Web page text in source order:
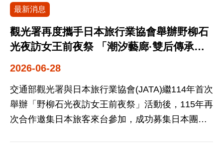
券）。
區更多經濟體攜手合作，讓亞太地區成為領先全球
智慧觀光的示範場域，以促進區域內無縫旅行流
動。 為與其他與會經濟體觀光部長們有更多交流機
場會談，親自和不同經濟體部長級代表介紹台灣自
行車、登山等戶外活動，並誠摯歡迎各經濟體代表
來台灣參加台灣燈會。交換禮物則選用淡江大橋為
設計包裝的台灣產地咖啡包、日月潭手工皂及天燈
部觀光署將呼應本次會議熱門議題：探討新興科技
動以「臺灣日夜都好玩」為核心概念，融入臺灣經
典「茄芷袋」三色設計，現場集結國籍航空與臺灣
代表團共15個創意攤位。現場由經驗豐富的「Pago
熱情好客氛圍；結合環保永續與手作體驗，邀請日
本民眾利用回收襪套布料編織「臺灣好運鍋墊」及
彩繪手染提袋，體會最道地的臺灣味。為提供第一
手實用資訊，今年首度增設「Special Talk Show」
最新消息
觀光署再度攜手日本旅行業協會舉辦野柳石
光夜訪女王前夜祭 「潮汐藝廊·雙后傳承」
2026-06-28
交通部觀光署與日本旅行業協會(JATA)繼114年首次
舉辦「野柳石光夜訪女王前夜祭」活動後，115年再
次合作邀集日本旅客來台參加，成功募集日本團客